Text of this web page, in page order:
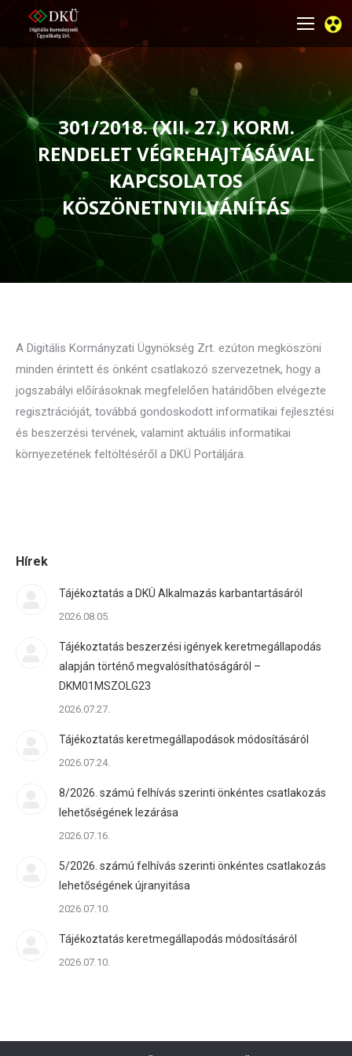
301/2018. (XII. 27.) KORM.
RENDELET VÉGREHAJTÁSÁVAL
KAPCSOLATOS
KÖSZÖNETNYILVÁNÍTÁS
You are here:
A Digitális Kormányzati Ügynökség Zrt. ezúton megköszöni
minden érintett és önként csatlakozó szervezetnek, hogy a
jogszabályi előírásoknak megfelelően határidőben elvégezte
regisztrációját, továbbá gondoskodott informatikai fejlesztési
és beszerzési tervének, valamint aktuális informatikai
környezetének feltöltéséről a DKÜ Portáljára.
Hírek
Tájékoztatás a DKÜ Alkalmazás karbantartásáról
2026.08.05.
Tájékoztatás beszerzési igények keretmegállapodás
alapján történő megvalósíthatóságáról –
DKM01MSZOLG23
2026.07.27.
Tájékoztatás keretmegállapodások módosításáról
2026.07.24.
8/2026. számú felhívás szerinti önkéntes csatlakozás
lehetőségének lezárása
2026.07.16.
5/2026. számú felhívás szerinti önkéntes csatlakozás
lehetőségének újranyitása
2026.07.10.
Tájékoztatás keretmegállapodás módosításáról
2026.07.10.